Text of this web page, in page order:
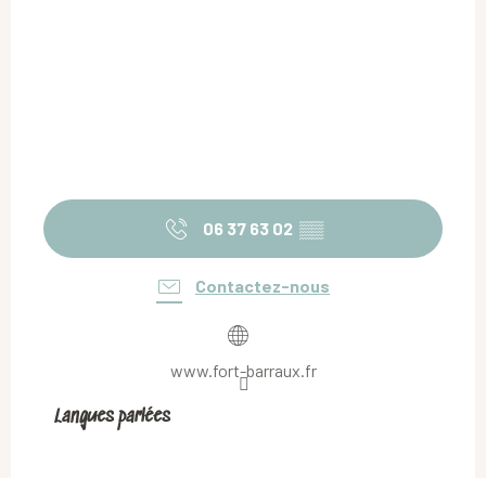
06 37 63 02 ▒▒
Contactez-nous
www.fort-barraux.fr
Langues parlées
Langues parlées